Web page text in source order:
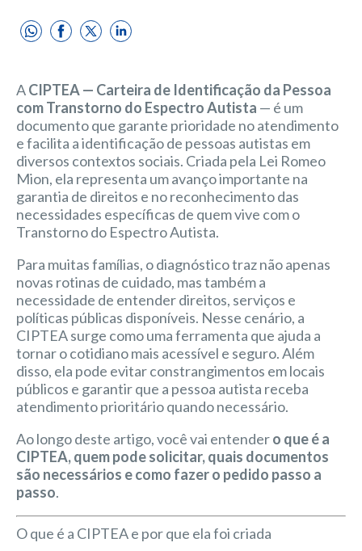
ACIPTEA — Carteira de Identificação da Pessoa
com Transtorno do Espectro Autista — é um
documento que garante prioridade no atendimento
e facilita a identificação de pessoas autistas em
diversos contextos sociais. Criada pela Lei Romeo
Mion, ela representa um avanço importante na
garantia de direitos e no reconhecimento das
necessidades específicas de quem vive com o
Transtorno do Espectro Autista.
Para muitas famílias, o diagnóstico traz não apenas
novas rotinas de cuidado, mas também a
necessidade de entender direitos, serviços e
políticas públicas disponíveis. Nesse cenário, a
CIPTEA surge como uma ferramenta que ajuda a
tornar o cotidiano mais acessível e seguro. Além
disso, ela pode evitar constrangimentos em locais
públicos e garantir que a pessoa autista receba
atendimento prioritário quando necessário.
Ao longo deste artigo, você vai entendero que é a
CIPTEA, quem pode solicitar, quais documentos
são necessários e como fazer o pedido passo a
passo.
O que é a CIPTEA e por que ela foi criada